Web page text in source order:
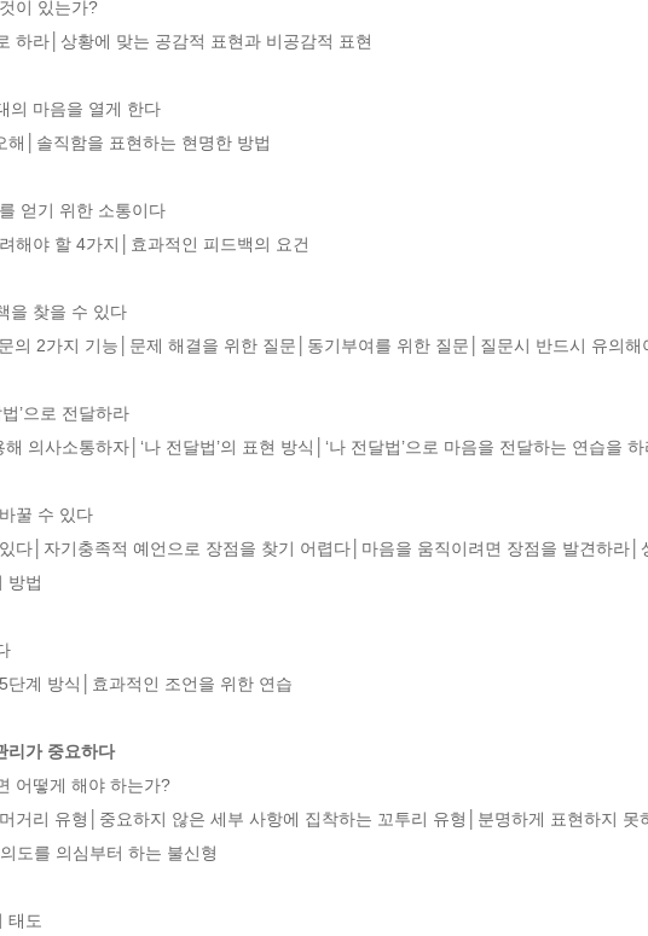
이 있는가?
하라│상황에 맞는 공감적 표현과 비공감적 표현
의 마음을 열게 한다
해│솔직함을 표현하는 현명한 방법
얻기 위한 소통이다
해야 할 4가지│효과적인 피드백의 요건
을 찾을 수 있다
의 2가지 기능│문제 해결을 위한 질문│동기부여를 위한 질문│질문시 반드시 유의해
’으로 전달하라
해 의사소통하자│‘나 전달법’의 표현 방식│‘나 전달법’으로 마음을 전달하는 연습을
꿀 수 있다
다│자기충족적 예언으로 장점을 찾기 어렵다│마음을 움직이려면 장점을 발견하라
방법
단계 방식│효과적인 조언을 위한 연습
리가 중요하다
어떻게 해야 하는가?
거리 유형│중요하지 않은 세부 사항에 집착하는 꼬투리 유형│분명하게 표현하지 못
도를 의심부터 하는 불신형
태도